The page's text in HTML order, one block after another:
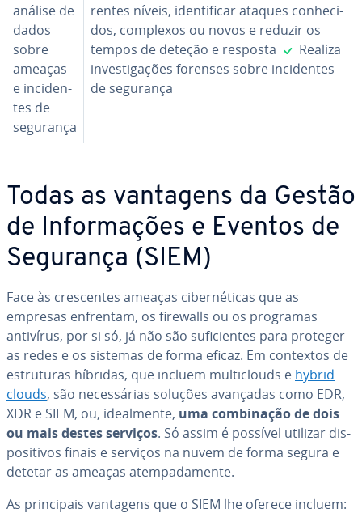
análise de
dados
sobre
ameaças
e in­ci­den­
tes de
segurança
ren­tes níveis, iden­ti­fi­car ataques co­nhe­ci­
dos, complexos ou novos e reduzir os
tempos de deteção e resposta
✓
Realiza
in­ves­ti­ga­ções forenses sobre in­ci­den­tes
de segurança
Todas as vantagens da Gestão
de In­for­ma­ções e Eventos de
Segurança (SIEM)
Face às cres­cen­tes ameaças ci­ber­né­ti­cas que as
empresas enfrentam, os firewalls ou os programas
antivírus, por si só, já não são su­fi­ci­en­tes para proteger
as redes e os sistemas de forma eficaz. Em contextos de
es­tru­tu­ras híbridas, que incluem mul­ti­clouds e hybrid
clouds, são ne­ces­sá­rias soluções avançadas como EDR,
XDR e SIEM, ou, ide­al­mente, uma com­bi­na­ção de dois
ou mais destes serviços. Só assim é possível utilizar dis­
po­si­ti­vos finais e serviços na nuvem de forma segura e
detetar as ameaças atem­pa­da­mente.
As prin­ci­pais vantagens que o SIEM lhe oferece incluem: